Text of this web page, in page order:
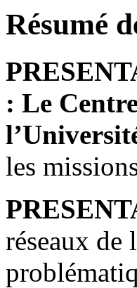
Résumé
: Le
les
réseaux